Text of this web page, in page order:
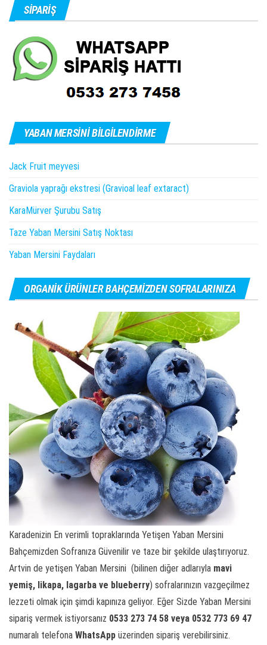
SIPARIŞ
YABAN MERSINI BILGILENDIRME
Jack Fruit meyvesi
Graviola yaprağı ekstresi (Gravioal leaf extaract)
KaraMürver Şurubu Satış
Taze Yaban Mersini Satış Noktası
Yaban Mersini Faydaları
ORGANIK ÜRÜNLER BAHÇEMIZDEN SOFRALARINIZA
Karadenizin En verimli topraklarında Yetişen Yaban Mersini
Bahçemizden Sofranıza Güvenilir ve taze bir şekilde ulaştırıyoruz.
Artvin de yetişen Yaban Mersini (bilinen diğer adlarıyla mavi
yemiş, likapa, lagarba ve blueberry) sofralarınızın vazgeçilmez
lezzeti olmak için şimdi kapınıza geliyor. Eğer Sizde Yaban Mersini
sipariş vermek istiyorsanız 0533 273 74 58 veya 0532 773 69 47
numaralı telefona WhatsApp üzerinden sipariş verebilirsiniz.